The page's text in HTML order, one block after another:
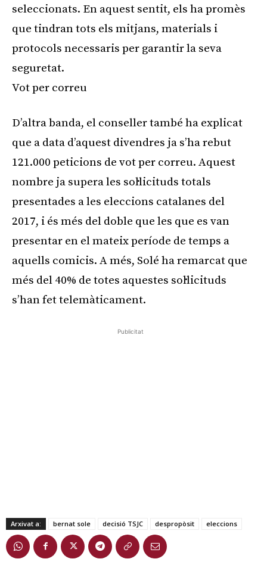
seleccionats. En aquest sentit, els ha promès
que tindran tots els mitjans, materials i
protocols necessaris per garantir la seva
seguretat.
Vot per correu
D’altra banda, el conseller també ha explicat
que a data d’aquest divendres ja s’ha rebut
121.000 peticions de vot per correu. Aquest
nombre ja supera les sol·licituds totals
presentades a les eleccions catalanes del
2017, i és més del doble que les que es van
presentar en el mateix període de temps a
aquells comicis. A més, Solé ha remarcat que
més del 40% de totes aquestes sol·licituds
s’han fet telemàticament.
Publicitat
Arxivat a: bernat sole decisió TSJC despropòsit eleccions